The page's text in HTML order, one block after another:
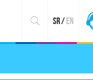
sr/en